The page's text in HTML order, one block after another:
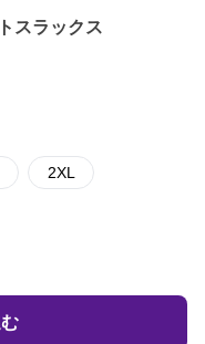
スラックス
2XL